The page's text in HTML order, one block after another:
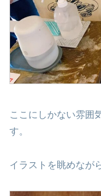
ここにしかない雰囲
す。
イラストを眺めなが